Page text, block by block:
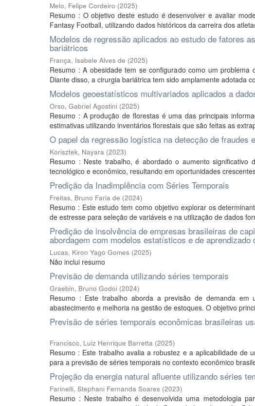
Melo, Felipe Cordeiro (2025)
Resumo : O objetivo deste estudo é desenvolver e avaliar
Fantasy Football, utilizando dados históricos da carreira dos
Modelos de regressão aplicados ao estudo de fatores
bariátricos
França, Isabele Alves de (2025)
Resumo : A obesidade tem se configurado como um
Diante disso, a cirurgia bariátrica tem sido amplamente adotada
Modelos geoestatísticos multivariados aplicados a
Orso, Gabriel Agostini (2025)
Resumo : A produção de florestas é uma das principais
estimativas utilizando inventários florestais que são feitas as
O papel da regressão logística na detecção de fraudes
Korisztek, Nayara (2023)
Resumo : Neste trabalho, é abordado o aumento
tecnológico e econômico, resultando em oportunidades
Predição da Inadimplência com Séries Temporais
Freitas, Bruno Faria de (2024)
Resumo : Este estudo tem como objetivo explorar os
de estresse para seleção de variáveis e na utilização de dados
Predição de insolvência de empresas brasileiras de
abordagem com modelos estatísticos e de aprendizado
Lucas, Kiron Yago Gomes (2025)
Não inclui resumo
Previsão de demanda utilizando séries temporais
Graebin, Bruno Godoi (2024)
Resumo : Este trabalho aborda a previsão de demanda
abastecimento e melhoria na gestão de estoques. O objetivo
Previsão de séries temporais econômicas brasileiras
Francisco, Luiz Henrique Barretta (2025)
Resumo : Este trabalho avalia a robustez e a aplicabilidade de
para a previsão de séries temporais no contexto econômico
Projeção da energia natural afluente utilizando séries
Farinelli, Stephani Fernanda Soares (2023)
Resumo : Neste trabalho é desenvolvida uma metodologia